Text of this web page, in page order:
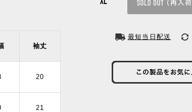
袖丈
20
21
XL
最短当日配送